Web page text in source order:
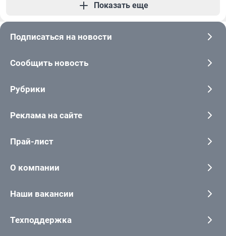
Показать еще
Подписаться на новости
Сообщить новость
Рубрики
Реклама на сайте
Прай-лист
О компании
Наши вакансии
Техподдержка